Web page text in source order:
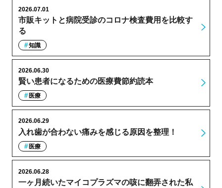
市販キットと病院受診のコロナ検査費用を比較す
る
2026.07.01
知識
賢い患者になるための医療費節約読本
2026.06.30
医療
入れ歯が合わない痛みを感じる原因を整理！
2026.06.29
医療
一ヶ月続いたマイコプラズマの咳に翻弄された私
2026.06.28